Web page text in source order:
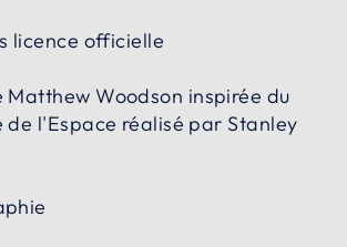
licence officielle
Woodson inspirée du
de l'Espace réalisé par Stanley